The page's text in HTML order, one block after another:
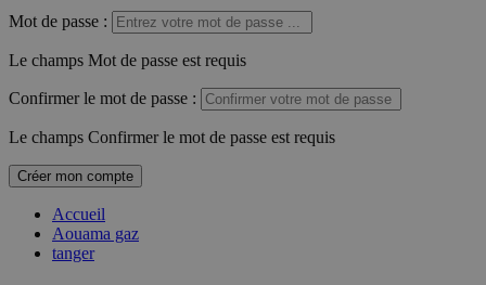
Mot de passe :
Le champs Mot de passe est requis
Confirmer le mot de passe :
Le champs Confirmer le mot de passe est requis
Créer mon compte
Accueil
Aouama gaz
tanger